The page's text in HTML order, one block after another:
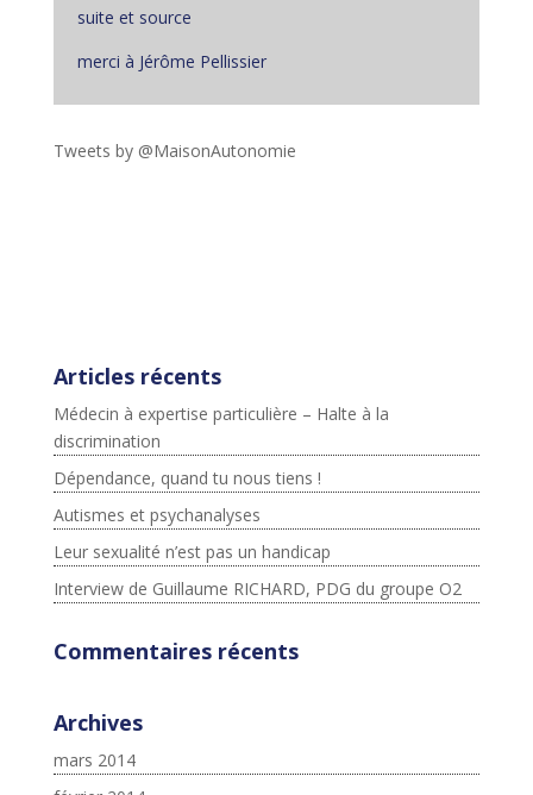
suite et source
merci à Jérôme Pellissier
Tweets by @MaisonAutonomie
Articles récents
Médecin à expertise particulière – Halte à la
discrimination
Dépendance, quand tu nous tiens !
Autismes et psychanalyses
Leur sexualité n’est pas un handicap
Interview de Guillaume RICHARD, PDG du groupe O2
Commentaires récents
Archives
mars 2014